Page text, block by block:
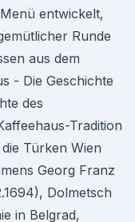
entwickelt,
Runde
aus dem
- Die Geschichte
des
Tradition
Türken Wien
Georg Franz
Dolmetsch
in Belgrad,